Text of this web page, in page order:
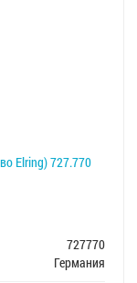
Elring) 727.770
727770
Германия